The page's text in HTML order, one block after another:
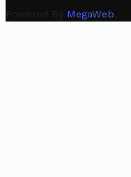
Powered By MegaWeb